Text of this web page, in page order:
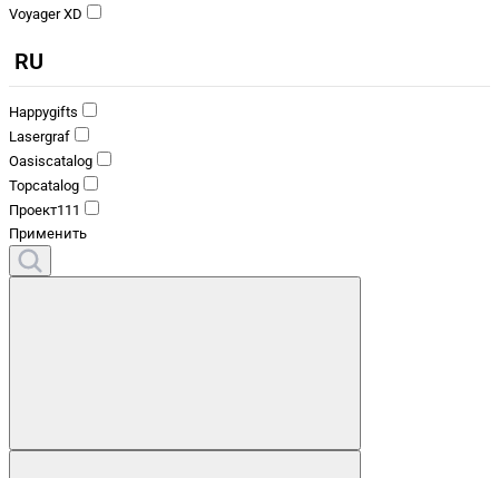
Voyager XD
RU
Happygifts
Lasergraf
Oasiscatalog
Topcatalog
Проект111
Применить